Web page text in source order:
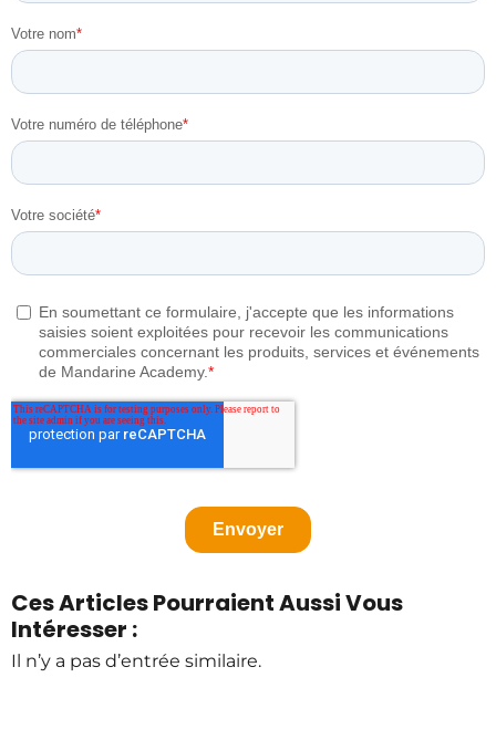
Ces Articles Pourraient Aussi Vous
Intéresser :
Il n’y a pas d’entrée similaire.